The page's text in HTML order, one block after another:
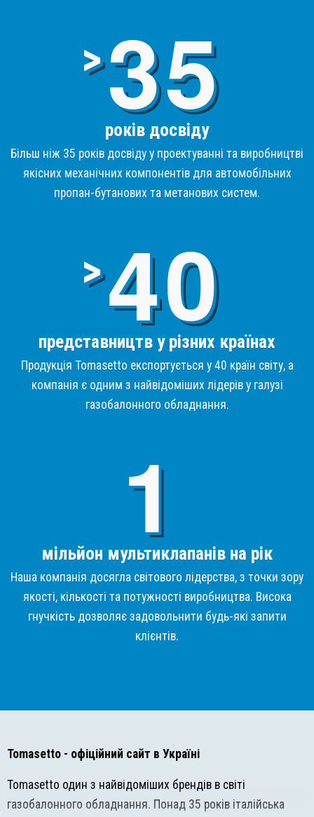
>3
років досвіду
Більш ніж 35 років досвіду у проектуванні та виробництві
якісних механічних компонентів для автомобільних
пропан-бутанових та метанових систем.
>4
представництв у різних країнах
Продукція Tomasetto експортується у 40 країн світу, а
компанія є одним з найвідоміших лідерів у галузі
газобалонного обладнання.
мільйон мультиклапанів на рік
Наша компанія досягла світового лідерства, з точки зору
якості, кількості та потужності виробництва. Висока
гнучкість дозволяє задовольнити будь-які запити
клієнтів.
Tomasetto - офіційний сайт в Україні
Tomasetto один з найвідоміших брендів в світі
газобалонного обладнання. Понад 35 років італійська